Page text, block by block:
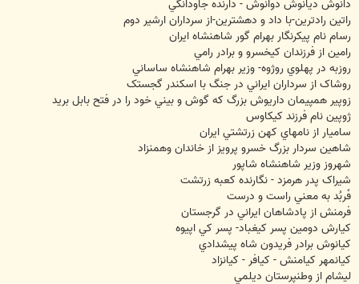
دانوش ديانوش دوانوش - دارنده جاودانگي
راتين رادترين-با داد و دهشترين-از سرداران ارشير دوم
رسام نام پيکرنگار بهرام گور شاهنشاه ايران
رامين از فرزندان کيخسرو و برادر رامي
روزبه در پهلوي روژوه- وزير بهرام شاهنشاه ساساني
روشاک از سرداران ايراني در جنگ با اسکندر گجستک
زوپير همپیمان داريوش بزرگ که گوش و بيني خود را در فتح بابل بريد
ژوپين نام فرزند کيکاوس
ساميار از نامهاي کهن زرتشتي ايران
شاهين سردار بزرگ خسرو پرويز از خاندان وهمنزاد
شهروز وزير شاهنشاه شاپور
شيراک پدر هرمزد - نگارنده کعبه زرتشت
فَربُد به معني راست و درست
فرمنش از پادشاهان ايراني در گرجستان
کيارش دومين پسر کيغباد- پسر کي اپيوه
کيانوش برادر فريدون شاه پيشدادي
کيانمهر کيامنش - کيافر - کيانزاد
ليشام از وطنپرستان ديلمي